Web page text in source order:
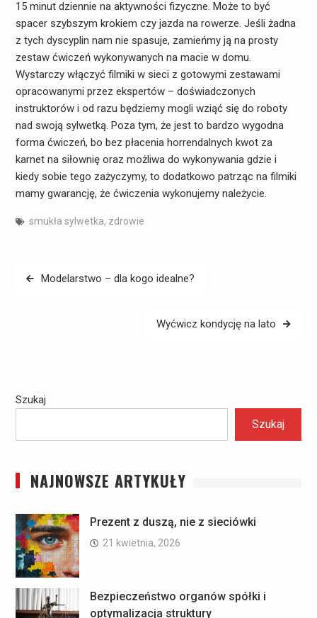
15 minut dziennie na aktywności fizyczne. Może to być
spacer szybszym krokiem czy jazda na rowerze. Jeśli żadna
z tych dyscyplin nam nie spasuje, zamieńmy ją na prosty
zestaw ćwiczeń wykonywanych na macie w domu.
Wystarczy włączyć filmiki w sieci z gotowymi zestawami
opracowanymi przez ekspertów – doświadczonych
instruktorów i od razu będziemy mogli wziąć się do roboty
nad swoją sylwetką. Poza tym, że jest to bardzo wygodna
forma ćwiczeń, bo bez płacenia horrendalnych kwot za
karnet na siłownię oraz możliwa do wykonywania gdzie i
kiedy sobie tego zażyczymy, to dodatkowo patrząc na filmiki
mamy gwarancję, że ćwiczenia wykonujemy należycie.
smukła sylwetka, zdrowie
Nawigacja
Modelarstwo – dla kogo idealne?
Wyćwicz kondycję na lato
Szukaj
Szukaj
NAJNOWSZE ARTYKUŁY
Prezent z duszą, nie z sieciówki
21 kwietnia, 2026
Bezpieczeństwo organów spółki i
optymalizacja struktury